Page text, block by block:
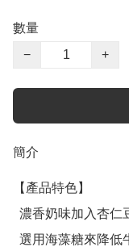
數量
−
+
簡介
【產品特色】